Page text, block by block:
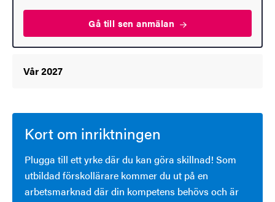
Gå till senanmälan
Vår 2027
Kort om inriktningen
Plugga till ett yrke där du kan göra skillnad! Som
utbildad förskollärare kommer du ut på en
arbetsmarknad där din kompetens behövs och är